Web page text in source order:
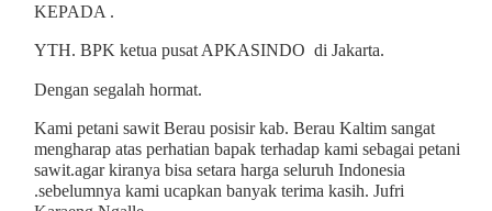
KEPADA .
YTH. BPK ketua pusat APKASINDO di Jakarta.
Dengan segalah hormat.
Kami petani sawit Berau posisir kab. Berau Kaltim sangat
mengharap atas perhatian bapak terhadap kami sebagai petani
sawit.agar kiranya bisa setara harga seluruh Indonesia
.sebelumnya kami ucapkan banyak terima kasih. Jufri